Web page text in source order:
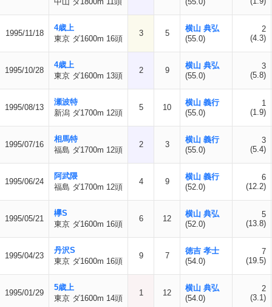
1995/11/18
4歳上
東京 ダ1600m 16頭
3 5
横山 典弘
(55.0)
2
(4.3)
1995/10/28
4歳上
東京 ダ1600m 13頭
2 9
横山 典弘
(55.0)
3
(5.8)
1995/08/13
瀬波特
新潟 ダ1700m 12頭
5 10
横山 義行
(55.0)
1
(1.9)
1995/07/16
相馬特
福島 ダ1700m 12頭
2 3
横山 義行
(55.0)
3
(5.4)
1995/06/24
阿武隈
福島 ダ1700m 12頭
4 9
横山 義行
(52.0)
6
(12.2)
1995/05/21
欅S
東京 ダ1600m 16頭
6 12
横山 典弘
(52.0)
5
(13.8)
1995/04/23
丹沢S
東京 ダ1600m 16頭
9 7
徳吉 孝士
(54.0)
7
(19.5)
1995/01/29
5歳上
東京 ダ1600m 14頭
1 12
横山 典弘
(54.0)
2
(3.1)